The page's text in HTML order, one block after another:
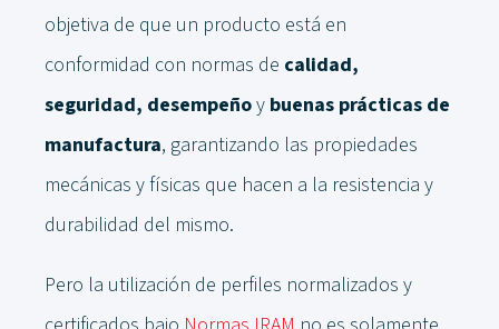
objetiva de que un producto está en
conformidad con normas de calidad,
seguridad, desempeñoy buenas prácticas de
manufactura, garantizando las propiedades
mecánicas y físicas que hacen a la resistencia y
durabilidad del mismo.
Pero la utilización de perfiles normalizados y